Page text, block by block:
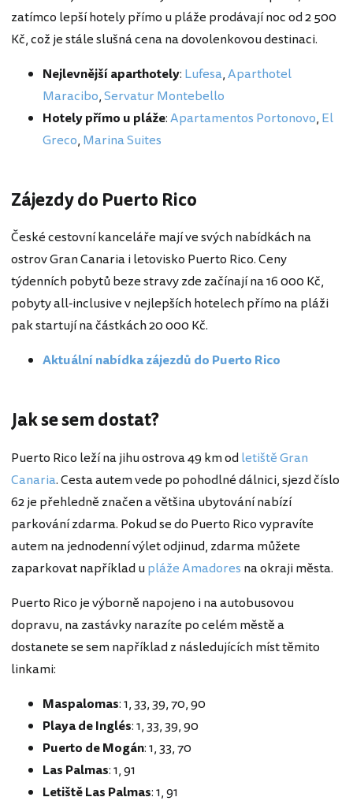
zatímco lepší hotely přímo u pláže prodávají noc od 2 500
Kč, což je stále slušná cena na dovolenkovou destinaci.
Nejlevnější aparthotely: Lufesa,Aparthotel
Maracibo,Servatur Montebello
Hotely přímo u pláže:Apartamentos Portonovo, El
Greco, Marina Suites
Zájezdy do Puerto Rico
České cestovní kanceláře mají ve svých nabídkách na
ostrov Gran Canaria i letovisko Puerto Rico. Ceny
týdenních pobytů beze stravy zde začínají na 16 000 Kč,
pobyty all-inclusive v nejlepších hotelech přímo na pláži
pak startují na částkách 20 000 Kč.
Aktuální nabídka zájezdů do Puerto Rico
Jak se sem dostat?
Puerto Rico leží na jihu ostrova 49 km odletiště Gran
Canaria. Cesta autem vede po pohodlné dálnici, sjezd číslo
62 je přehledně značen a většina ubytování nabízí
parkování zdarma. Pokud se do Puerto Rico vypravíte
autem na jednodenní výlet odjinud, zdarma můžete
zaparkovat například upláže Amadores na okraji města.
Puerto Rico je výborně napojeno i na autobusovou
dopravu, na zastávky narazíte po celém městě a
dostanete se sem například z následujících míst těmito
linkami:
Maspalomas: 1, 33, 39, 70, 90
Playa de Inglés: 1, 33, 39, 90
Puerto de Mogán: 1, 33, 70
Las Palmas: 1, 91
Letiště Las Palmas: 1, 91